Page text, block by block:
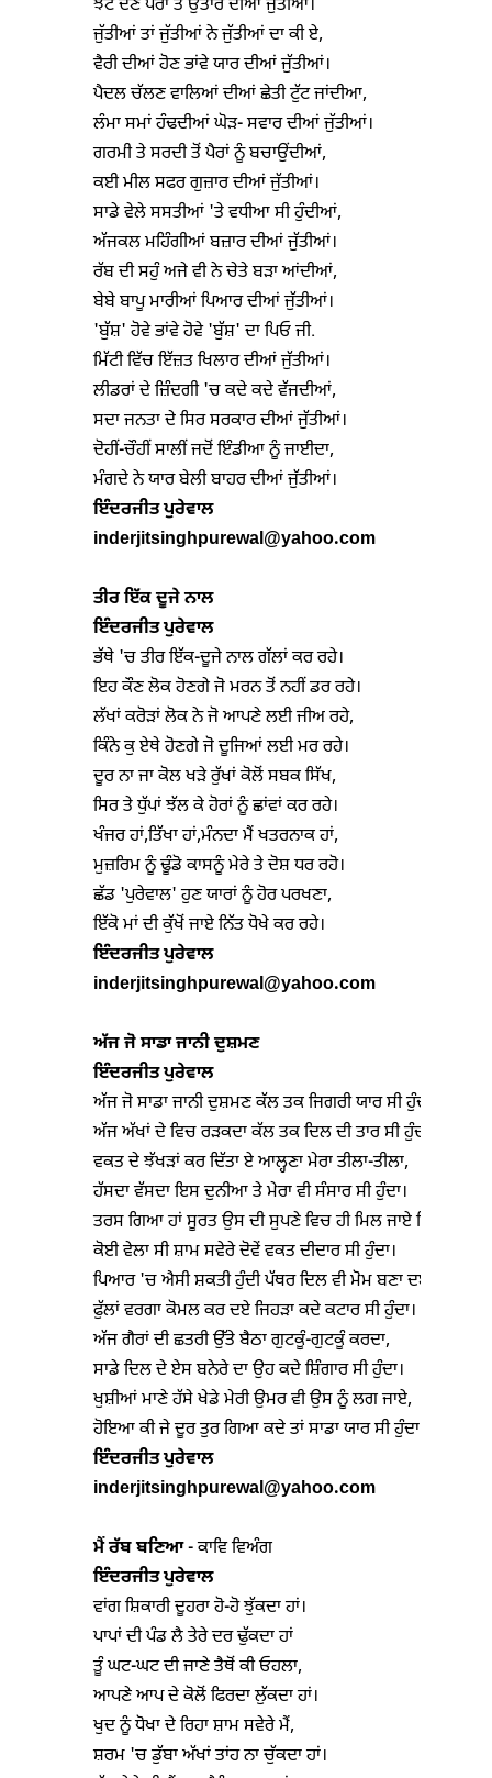
ਝੱਟ ਦੇਣੇ ਪੈਰਾਂ ਤੋਂ ਉਤਾਰ ਦੀਆਂ ਜੁੱਤੀਆਂ।
ਜੁੱਤੀਆਂ ਤਾਂ ਜੁੱਤੀਆਂ ਨੇ ਜੁੱਤੀਆਂ ਦਾ ਕੀ ਏ,
ਵੈਰੀ ਦੀਆਂ ਹੋਣ ਭਾਂਵੇ ਯਾਰ ਦੀਆਂ ਜੁੱਤੀਆਂ।
ਪੈਦਲ ਚੱਲਣ ਵਾਲਿਆਂ ਦੀਆਂ ਛੇਤੀ ਟੁੱਟ ਜਾਂਦੀਆ,
ਲੰਮਾ ਸਮਾਂ ਹੰਢਦੀਆਂ ਘੋੜ- ਸਵਾਰ ਦੀਆਂ ਜੁੱਤੀਆਂ।
ਗਰਮੀ ਤੇ ਸਰਦੀ ਤੋਂ ਪੈਰਾਂ ਨੂੰ ਬਚਾਉਂਦੀਆਂ,
ਕਈ ਮੀਲ ਸਫਰ ਗੁਜ਼ਾਰ ਦੀਆਂ ਜੁੱਤੀਆਂ।
ਸਾਡੇ ਵੇਲੇ ਸਸਤੀਆਂ 'ਤੇ ਵਧੀਆ ਸੀ ਹੁੰਦੀਆਂ,
ਅੱਜਕਲ ਮਹਿੰਗੀਆਂ ਬਜ਼ਾਰ ਦੀਆਂ ਜੁੱਤੀਆਂ।
ਰੱਬ ਦੀ ਸਹੁੰ ਅਜੇ ਵੀ ਨੇ ਚੇਤੇ ਬੜਾ ਆਂਦੀਆਂ,
ਬੇਬੇ ਬਾਪੂ ਮਾਰੀਆਂ ਪਿਆਰ ਦੀਆਂ ਜੁੱਤੀਆਂ।
'ਬੁੱਸ਼' ਹੋਵੇ ਭਾਂਵੇ ਹੋਵੇ 'ਬੁੱਸ਼' ਦਾ ਪਿਓ ਜੀ.
ਮਿੱਟੀ ਵਿੱਚ ਇੱਜ਼ਤ ਖਿਲਾਰ ਦੀਆਂ ਜੁੱਤੀਆਂ।
ਲੀਡਰਾਂ ਦੇ ਜ਼ਿੰਦਗੀ 'ਚ ਕਦੇ ਕਦੇ ਵੱਜਦੀਆਂ,
ਸਦਾ ਜਨਤਾ ਦੇ ਸਿਰ ਸਰਕਾਰ ਦੀਆਂ ਜੁੱਤੀਆਂ।
ਦੋਹੀਂ-ਚੌਹੀਂ ਸਾਲੀਂ ਜਦੋਂ ਇੰਡੀਆ ਨੂੰ ਜਾਈਦਾ,
ਇੰਦਰਜੀਤ ਪੁਰੇਵਾਲ
inderjitsinghpurewal@yahoo.com
ਤੀਰ ਇੱਕ ਦੂਜੇ ਨਾਲ
ਇੰਦਰਜੀਤ ਪੁਰੇਵਾਲ
ਭੱਥੇ 'ਚ ਤੀਰ ਇੱਕ-ਦੂਜੇ ਨਾਲ ਗੱਲਾਂ ਕਰ ਰਹੇ।
ਇਹ ਕੌਣ ਲੋਕ ਹੋਣਗੇ ਜੋ ਮਰਨ ਤੋਂ ਨਹੀਂ ਡਰ ਰਹੇ।
ਲੱਖਾਂ ਕਰੋੜਾਂ ਲੋਕ ਨੇ ਜੋ ਆਪਣੇ ਲਈ ਜੀਅ ਰਹੇ,
ਕਿੰਨੇ ਕੁ ਏਥੇ ਹੋਣਗੇ ਜੋ ਦੂਜਿਆਂ ਲਈ ਮਰ ਰਹੇ।
ਦੂਰ ਨਾ ਜਾ ਕੋਲ ਖੜੇ ਰੁੱਖਾਂ ਕੋਲੋਂ ਸਬਕ ਸਿੱਖ,
ਸਿਰ ਤੇ ਧੁੱਪਾਂ ਝੱਲ ਕੇ ਹੋਰਾਂ ਨੂੰ ਛਾਂਵਾਂ ਕਰ ਰਹੇ।
ਖੰਜਰ ਹਾਂ,ਤਿੱਖਾ ਹਾਂ,ਮੰਨਦਾ ਮੈਂ ਖਤਰਨਾਕ ਹਾਂ,
ਮੁਜ਼ਰਿਮ ਨੂੰ ਢੂੰਡੋ ਕਾਸਨੂੰ ਮੇਰੇ ਤੇ ਦੋਸ਼ ਧਰ ਰਹੋ।
ਛੱਡ 'ਪੁਰੇਵਾਲ' ਹੁਣ ਯਾਰਾਂ ਨੂੰ ਹੋਰ ਪਰਖਣਾ,
ਇੰਦਰਜੀਤ ਪੁਰੇਵਾਲ
inderjitsinghpurewal@yahoo.com
ਅੱਜ ਜੋ ਸਾਡਾ ਜਾਨੀ ਦੁਸ਼ਮਣ
ਇੰਦਰਜੀਤ ਪੁਰੇਵਾਲ
ਅੱਜ ਜੋ ਸਾਡਾ ਜਾਨੀ ਦੁਸ਼ਮਣ ਕੱਲ ਤਕ ਜਿਗਰੀ ਯਾਰ ਸੀ ਹੁੰਦਾ।
ਅੱਜ ਅੱਖਾਂ ਦੇ ਵਿਚ ਰੜਕਦਾ ਕੱਲ ਤਕ ਦਿਲ ਦੀ ਤਾਰ ਸੀ ਹੁੰਦਾ।
ਵਕਤ ਦੇ ਝੱਖੜਾਂ ਕਰ ਦਿੱਤਾ ਏ ਆਲ੍ਹਣਾ ਮੇਰਾ ਤੀਲਾ-ਤੀਲਾ,
ਹੱਸਦਾ ਵੱਸਦਾ ਇਸ ਦੁਨੀਆ ਤੇ ਮੇਰਾ ਵੀ ਸੰਸਾਰ ਸੀ ਹੁੰਦਾ।
ਤਰਸ ਗਿਆ ਹਾਂ ਸੂਰਤ ਉਸ ਦੀ ਸੁਪਣੇ ਵਿਚ ਹੀ ਮਿਲ ਜਾਏ ਕਿਧਰੇ,
ਕੋਈ ਵੇਲਾ ਸੀ ਸ਼ਾਮ ਸਵੇਰੇ ਦੋਵੇਂ ਵਕਤ ਦੀਦਾਰ ਸੀ ਹੁੰਦਾ।
ਪਿਆਰ 'ਚ ਐਸੀ ਸ਼ਕਤੀ ਹੁੰਦੀ ਪੱਥਰ ਦਿਲ ਵੀ ਮੋਮ ਬਣਾ ਦਏ,
ਫੁੱਲਾਂ ਵਰਗਾ ਕੋਮਲ ਕਰ ਦਏ ਜਿਹੜਾ ਕਦੇ ਕਟਾਰ ਸੀ ਹੁੰਦਾ।
ਅੱਜ ਗੈਰਾਂ ਦੀ ਛਤਰੀ ਉੱਤੇ ਬੈਠਾ ਗੁਟਕੂੰ-ਗੁਟਕੂੰ ਕਰਦਾ,
ਸਾਡੇ ਦਿਲ ਦੇ ਏਸ ਬਨੇਰੇ ਦਾ ਉਹ ਕਦੇ ਸ਼ਿੰਗਾਰ ਸੀ ਹੁੰਦਾ।
ਖੁਸ਼ੀਆਂ ਮਾਣੇ ਹੱਸੇ ਖੇਡੇ ਮੇਰੀ ਉਮਰ ਵੀ ਉਸ ਨੂੰ ਲਗ ਜਾਏ,
ਇੰਦਰਜੀਤ ਪੁਰੇਵਾਲ
inderjitsinghpurewal@yahoo.com
ਮੈਂ ਰੱਬ ਬਣਿਆ
- ਕਾਵਿ ਵਿਅੰਗ
ਇੰਦਰਜੀਤ ਪੁਰੇਵਾਲ
ਵਾਂਗ ਸ਼ਿਕਾਰੀ ਦੂਹਰਾ ਹੋ-ਹੋ ਝੁੱਕਦਾ ਹਾਂ।
ਪਾਪਾਂ ਦੀ ਪੰਡ ਲੈ ਤੇਰੇ ਦਰ ਢੁੱਕਦਾ ਹਾਂ
ਤੂੰ ਘਟ-ਘਟ ਦੀ ਜਾਣੇ ਤੈਥੋਂ ਕੀ ਓਹਲਾ,
ਆਪਣੇ ਆਪ ਦੇ ਕੋਲੋਂ ਫਿਰਦਾ ਲੁੱਕਦਾ ਹਾਂ।
ਖੁਦ ਨੂੰ ਧੋਖਾ ਦੇ ਰਿਹਾ ਸ਼ਾਮ ਸਵੇਰੇ ਮੈਂ,
ਸ਼ਰਮ 'ਚ ਡੁੱਬਾ ਅੱਖਾਂ ਤਾਂਹ ਨਾ ਚੁੱਕਦਾ ਹਾਂ।